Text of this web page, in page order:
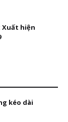
Xuất hiện
kéo dài